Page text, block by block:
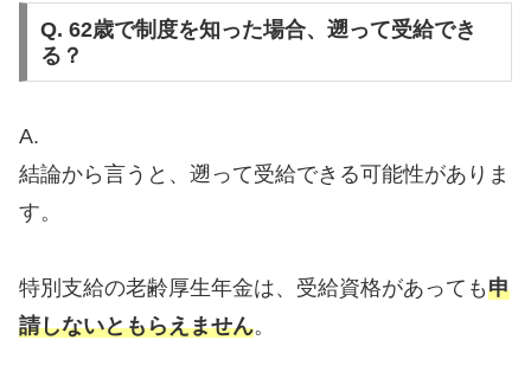
Q. 62歳で制度を知った場合、遡って受給でき
る？
A.
結論から言うと、遡って受給できる可能性がありま
す。
特別支給の老齢厚生年金は、受給資格があっても申
請しないともらえません。